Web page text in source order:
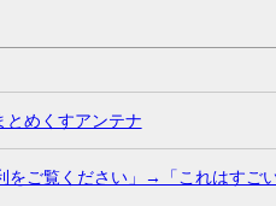
とめくすアンテナ
ご覧ください」→「これはす